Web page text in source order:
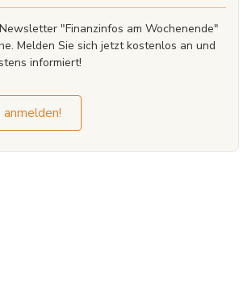
"Finanzinfos am Wochenende"
Melden Sie sich jetzt kostenlos an und
informiert!